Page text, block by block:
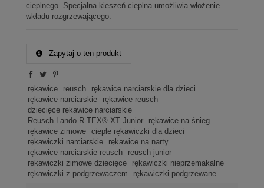
cieplnego. Specjalna kieszeń cieplna umożliwia włożenie
wkładu rozgrzewającego.
Zapytaj o ten produkt
rękawice reusch
rękawice narciarskie dla dzieci
rękawice narciarskie
rękawice reusch
dziecięce rękawice narciarskie
Reusch Lando R-TEX® XT Junior
rękawice na śnieg
rękawice zimowe
ciepłe rękawiczki dla dzieci
rękawiczki narciarskie
rękawice na narty
rękawice narciarskie reusch
reusch junior
rękawiczki zimowe dziecięce
rękawiczki nieprzemakalne
rękawiczki z podgrzewaczem
rękawiczki podgrzewane